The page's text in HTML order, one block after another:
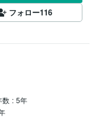
フォロー116
数 : 5年